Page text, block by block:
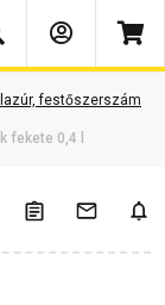
Keresés
lazúr, festőszerszám
fekete 0,4 l
és válaszok